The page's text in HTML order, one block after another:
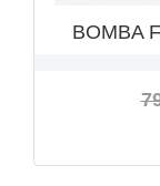
BOMBA